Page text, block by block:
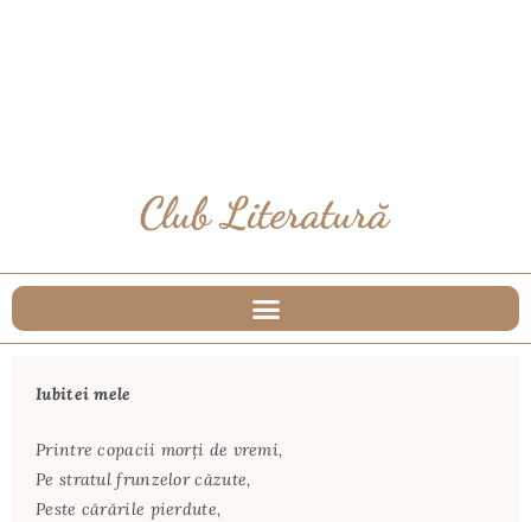
Iubitei mele
Printre copacii morți de vremi,
Pe stratul frunzelor căzute,
Peste cărările pierdute,